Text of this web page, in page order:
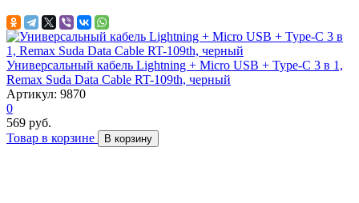
Универсальный кабель Lightning + Micro USB + Type-C 3 в 1,
Remax Suda Data Cable RT-109th, черный
Артикул: 9870
0
569 руб.
Товар в корзине
В корзину